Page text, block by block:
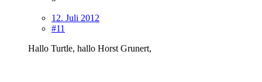
12. Juli 2012
#11
Hallo Turtle, hallo Horst Grunert,